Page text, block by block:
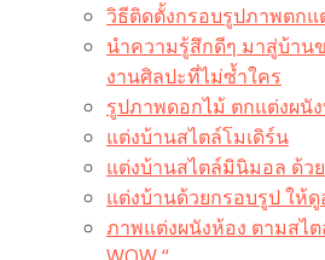
วิธีติดตั้งกรอบรูปภาพตกแ
นำความรู้สึกดีๆ มาสู่บ้าน
งานศิลปะที่ไม่ซ้ำใคร
รูปภาพดอกไม้ ตกแต่งผนั
แต่งบ้านสไตล์โมเดิร์น
แต่งบ้านสไตล์มินิมอล ด้ว
แต่งบ้านด้วยกรอบรูป ให้
ภาพแต่งผนังห้อง ตามสไ